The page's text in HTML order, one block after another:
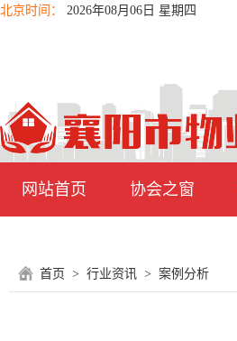
北京时间： 2026年08月06日 星期四
网站首页 协会之窗
首页 > 行业资讯 > 案例分析